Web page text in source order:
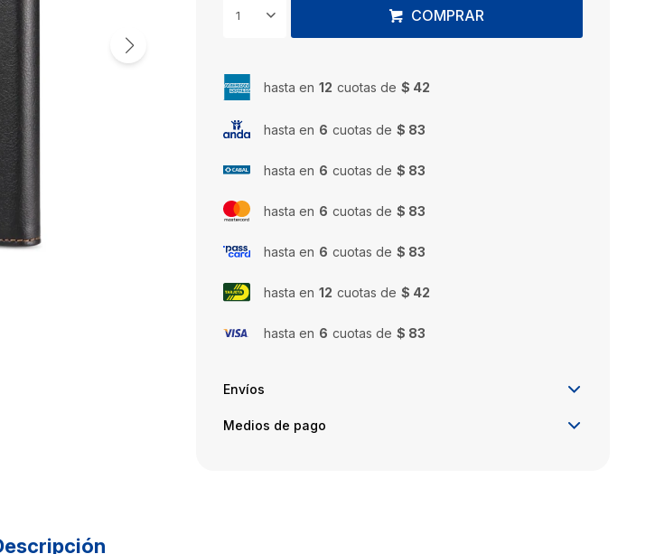
1 COMPRAR
hasta en 12 cuotas de $ 42
hasta en 6 cuotas de $ 83
hasta en 6 cuotas de $ 83
hasta en 6 cuotas de $ 83
hasta en 6 cuotas de $ 83
hasta en 12 cuotas de $ 42
hasta en 6 cuotas de $ 83
Envíos
Medios de pago